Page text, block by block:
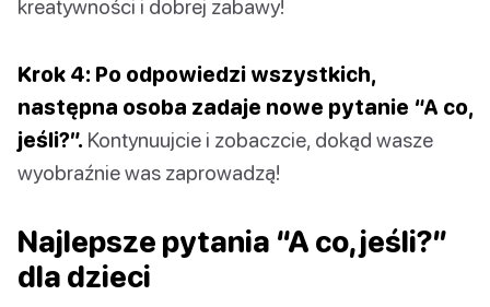
kreatywności i dobrej zabawy!
Krok 4: Po odpowiedzi wszystkich,
następna osoba zadaje nowe pytanie “A co,
jeśli?”. Kontynuujcie i zobaczcie, dokąd wasze
wyobraźnie was zaprowadzą!
Najlepsze pytania “A co, jeśli?”
dla dzieci